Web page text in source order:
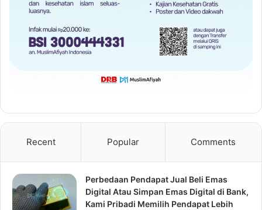
Recent Popular Comments
Perbedaan Pendapat Jual Beli Emas
Digital Atau Simpan Emas Digital di Bank,
Kami Pribadi Memilih Pendapat Lebih